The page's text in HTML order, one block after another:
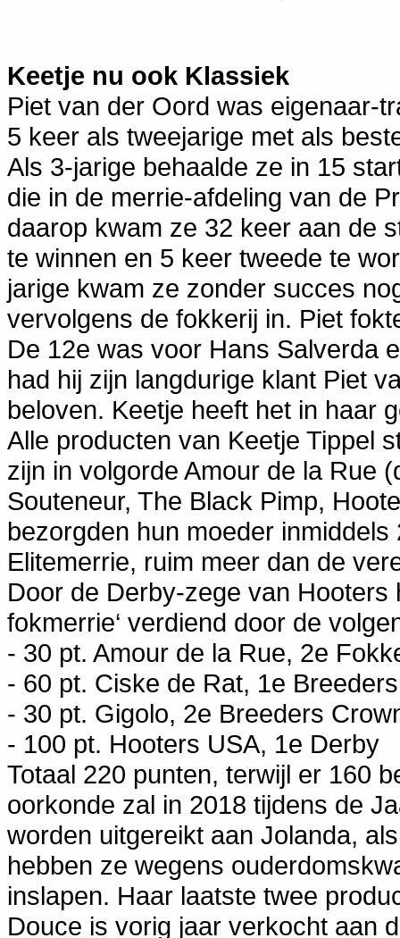
Keetje nu ook Klassiek
Piet van der Oord was eigenaar-
5 keer als tweejarige met als
Als 3-jarige behaalde ze in 15
die in de merrie-afdeling van de
daarop kwam ze 32 keer aan de
te winnen en 5 keer tweede te
jarige kwam ze zonder succes
vervolgens de fokkerij in. Piet
De 12e was voor Hans Salverda
had hij zijn langdurige klant Piet
beloven. Keetje heeft het in haar
Alle producten van Keetje Tippel
zijn in volgorde Amour de la Rue
Souteneur, The Black Pimp,
bezorgden hun moeder
Elitemerrie, ruim meer dan de
Door de Derby-zege van Hooters
fokmerrie‘ verdiend door de
- 30 pt. Amour de la Rue, 2e
- 60 pt. Ciske de Rat, 1e
- 30 pt. Gigolo, 2e Breeders
- 100 pt. Hooters USA, 1e Derby
Totaal 220 punten, terwijl er 160
oorkonde zal in 2018 tijdens de
worden uitgereikt aan Jolanda,
hebben ze wegens
inslapen. Haar laatste twee
Douce is vorig jaar verkocht aan